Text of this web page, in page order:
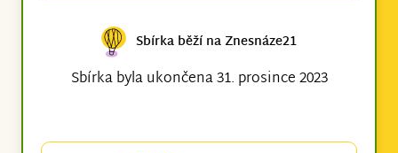
Sbírka běží na Znesnáze21
Sbírka byla ukončena 31. prosince 2023